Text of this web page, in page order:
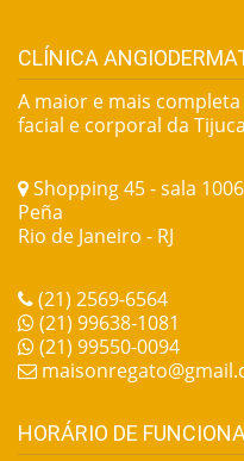
CLÍNICA
A maior e mais
facial e corporal da
Shopping 45 - sala
Peña
Rio de Janeiro - RJ
(21) 2569-6564
(21) 99638-1081
(21) 99550-0094
HORÁRIO DE